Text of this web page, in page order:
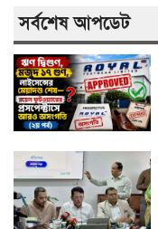
সর্বশেষ আপডেট